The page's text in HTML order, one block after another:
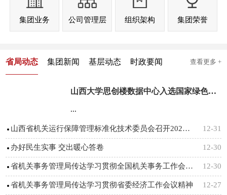
集团业务 公司管理层 组织架构 集团荣誉
省局动态 集团新闻 基层动态 时政要闻 查看更多 +
山西大学思创楼数据中心入选国家绿色算力设施名单
...
山西省机关运行保障管理标准化技术委员会召开2025年度工作会议 12-31
办好民生实事 交出暖心答卷 12-30
省机关事务管理局传达学习贯彻全国机关事务工作会议精神 12-30
省机关事务管理局传达学习贯彻省委经济工作会议精神 12-27